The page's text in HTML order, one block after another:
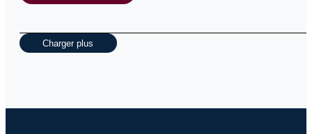
Charger plus